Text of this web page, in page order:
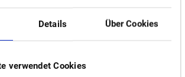
Details Über Cookies
verwendet Cookies